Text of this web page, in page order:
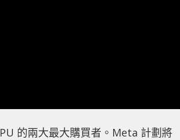
的兩大最大購買者。Meta 計劃將